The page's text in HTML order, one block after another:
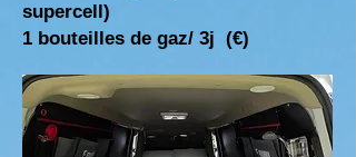
supercell)
1 bouteilles de gaz/ 3j (€)